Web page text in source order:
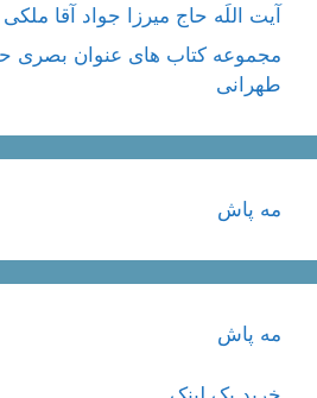
آیت اللَه حاج میرزا جواد آقا ملکی
مجموعه کتاب های عنوان بصری
طهرانی
مه پاش
مه پاش